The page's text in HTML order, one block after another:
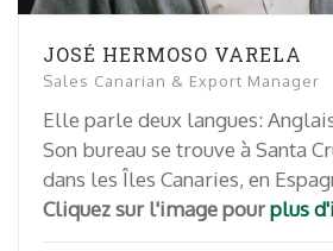
JOSÉ HERMOSO VARELA
Sales Canarian & Export Manager
Elle parle deux langues:
Son bureau se trouve à Santa
dans les Îles Canaries, en
Cliquez sur l'image pourplus